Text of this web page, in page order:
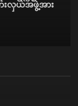
းလှယ်အဖွဲ့အား